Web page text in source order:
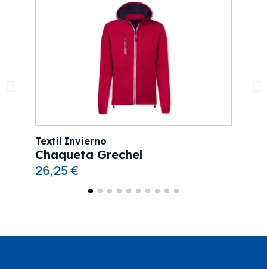
Textil Invierno
Chaqueta Grechel
26,25 €